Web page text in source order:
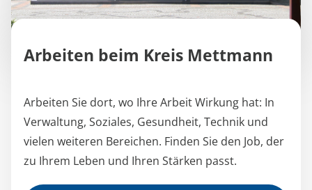
Arbeiten beim Kreis Mettmann
Arbeiten Sie dort, wo Ihre Arbeit Wirkung hat: In
Verwaltung, Soziales, Gesundheit, Technik und
vielen weiteren Bereichen. Finden Sie den Job, der
zu Ihrem Leben und Ihren Stärken passt.